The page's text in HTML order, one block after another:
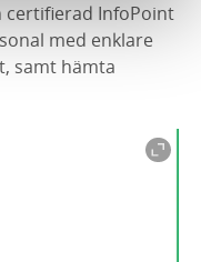
certifierad InfoPoint
med enklare
samt hämta